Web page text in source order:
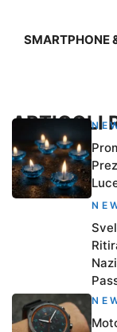
SMARTPHONE
ARTICOLI